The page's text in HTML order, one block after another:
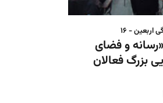
- ۱۶
و فضای
بزرگ فعالان